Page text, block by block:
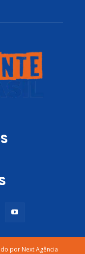
por Next Agência